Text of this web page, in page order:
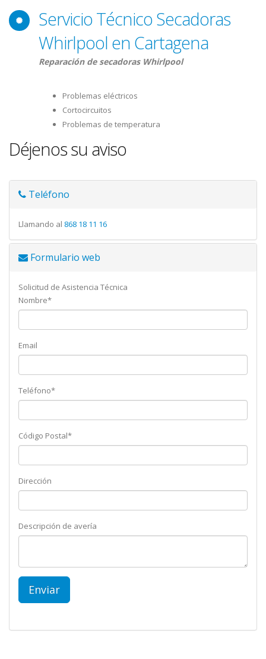
Servicio Técnico Secadoras
Whirlpool en Cartagena
Reparación de secadoras Whirlpool
Problemas eléctricos
Cortocircuitos
Problemas de temperatura
Déjenos su aviso
Teléfono
Llamando al 868 18 11 16
Formulario web
Solicitud de Asistencia Técnica
Nombre*
Email
Teléfono*
Código Postal*
Dirección
Descripción de avería